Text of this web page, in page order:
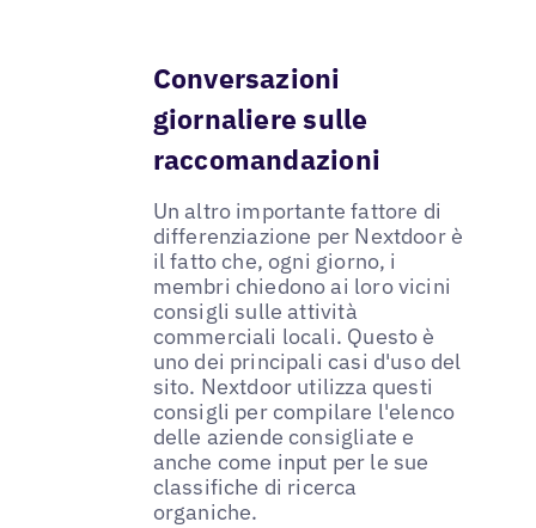
Conversazioni
giornaliere sulle
raccomandazioni
Un altro importante fattore di
differenziazione per Nextdoor è
il fatto che, ogni giorno, i
membri chiedono ai loro vicini
consigli sulle attività
commerciali locali. Questo è
uno dei principali casi d'uso del
sito. Nextdoor utilizza questi
consigli per compilare l'elenco
delle aziende consigliate e
anche come input per le sue
classifiche di ricerca
organiche.